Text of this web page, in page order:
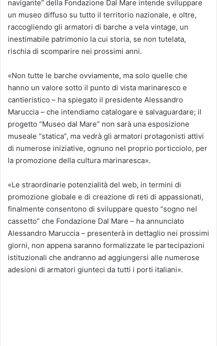
navigante” della Fondazione Dal Mare intende sviluppare
un museo diffuso su tutto il territorio nazionale, e oltre,
raccogliendo gli armatori di barche a vela vintage, un
inestimabile patrimonio la cui storia, se non tutelata,
rischia di scomparire nei prossimi anni.
«Non tutte le barche ovviamente, ma solo quelle che
hanno un valore sotto il punto di vista marinaresco e
cantieristico – ha spiegato il presidente Alessandro
Maruccia – che intendiamo catalogare e salvaguardare; il
progetto “Museo dal Mare” non sarà una esposizione
museale “statica”, ma vedrà gli armatori protagonisti attivi
di numerose iniziative, ognuno nel proprio porticciolo, per
la promozione della cultura marinaresca».
«Le straordinarie potenzialità del web, in termini di
promozione globale e di creazione di reti di appassionati,
finalmente consentono di sviluppare questo “sogno nel
cassetto” che Fondazione Dal Mare – ha annunciato
Alessandro Maruccia – presenterà in dettaglio nei prossimi
giorni, non appena saranno formalizzate le partecipazioni
istituzionali che andranno ad aggiungersi alle numerose
adesioni di armatori giunteci da tutti i porti italiani».